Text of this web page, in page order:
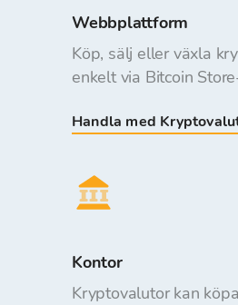
Webbplattform
Köp, sälj eller växla
enkelt via Bitcoin
Handla med
Kontor
Kryptovalutor kan